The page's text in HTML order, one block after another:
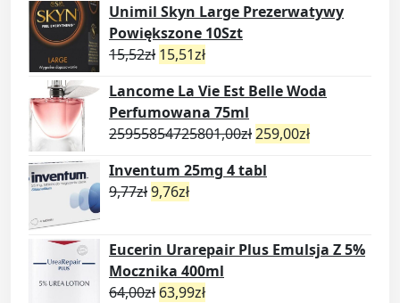
Unimil Skyn Large Prezerwatywy
Powiększone 10Szt
15,52zł 15,51zł
Lancome La Vie Est Belle Woda
Perfumowana 75ml
25955854725801,00zł259,00zł
Inventum 25mg 4 tabl
9,77zł9,76zł
Eucerin Urarepair Plus Emulsja Z 5%
Mocznika 400ml
64,00zł 63,99zł